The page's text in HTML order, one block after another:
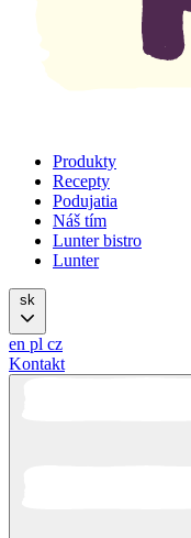
Produkty
Recepty
Podujatia
Náš tím
Lunter bistro
Lunter
sk
en pl cz
Kontakt